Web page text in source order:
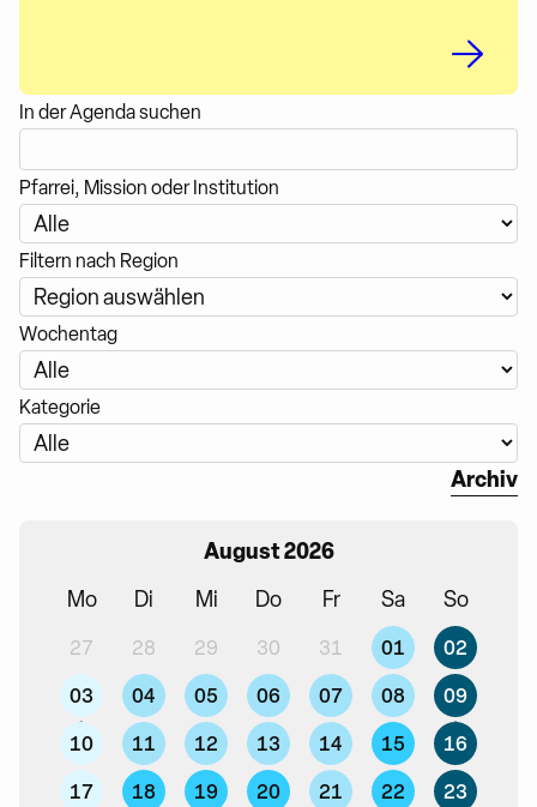
In der Agenda suchen
Pfarrei, Mission oder Institution
Filtern nach Region
Wochentag
Kategorie
Archiv
August 2026
Mo Di Mi Do Fr Sa So
27 28 29 30 31 01
02
03
04 05 06 07 08
09
10
11 12 13 14 15
16
17
18 19 20 21 22
23